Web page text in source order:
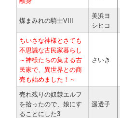
煤まみれの騎士VIII
美浜ヨ
シヒコ
ちいさな神様とさても
不思議な古民家暮らし
～神様たちの集まる古
民家で、異世界との商
売も始めました！～
さいき
売れ残りの奴隷エルフ
を拾ったので、娘にす
ることにした3
遥透子